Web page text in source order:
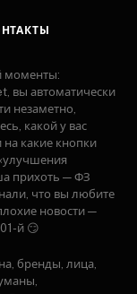
моменты:
вы автоматически
незаметно,
какой у вас
на какие кнопки
прихоть — ФЗ
что вы любите
новости —
й 😏
бренды, лица,